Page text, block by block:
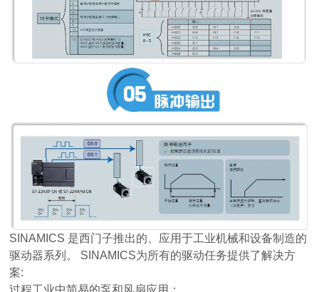
SINAMICS 是西门子推出的、应用于工业机械和设备制造的
驱动器系列。 SINAMICS为所有的驱动任务提供了解决方
案: